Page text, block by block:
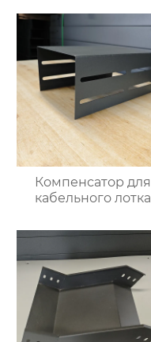
Компенсатор для
кабельного лотка